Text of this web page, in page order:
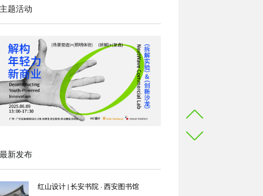
题活动
新发布
红山设计 | 长安书院 · 西安图书馆